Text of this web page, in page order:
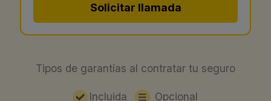
Solicitar llamada
Tipos de garantías al contratar tu seguro
Incluida Opcional